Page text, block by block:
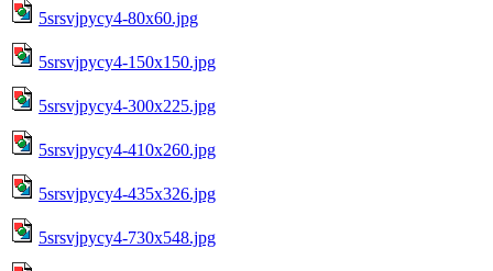
5srsvjpycy4-80x60.jpg
5srsvjpycy4-150x150.jpg
5srsvjpycy4-300x225.jpg
5srsvjpycy4-410x260.jpg
5srsvjpycy4-435x326.jpg
5srsvjpycy4-730x548.jpg